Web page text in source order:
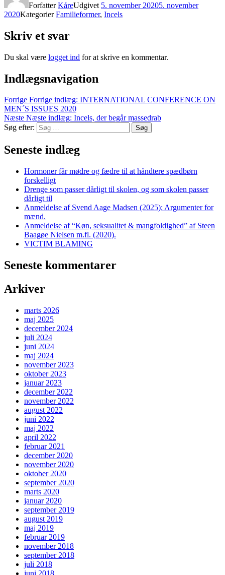
ForfatterKåreUdgivet 5. november 20205. november
2020KategorierFamilieformer, Incels
Skriv et svar
Du skal være logget ind for at skrive en kommentar.
Indlægsnavigation
Forrige Forrige indlæg: INTERNATIONAL CONFERENCE ON
MEN´S ISSUES 2020
Næste Næste indlæg: Incels, der begår massedrab
Søg efter:
Søg
Seneste indlæg
Hormoner får mødre og fædre til at håndtere spædbørn
forskelligt
Drenge som passer dårligt til skolen, og som skolen passer
dårligt til
Anmeldelse af Svend Aage Madsen (2025): Argumenter for
mænd.
Anmeldelse af “Køn, seksualitet & mangfoldighed” af Steen
Baagøe Nielsen m.fl. (2020).
VICTIM BLAMING
Seneste kommentarer
Arkiver
marts 2026
maj 2025
december 2024
juli 2024
juni 2024
maj 2024
november 2023
oktober 2023
januar 2023
december 2022
november 2022
august 2022
juni 2022
maj 2022
april 2022
februar 2021
december 2020
november 2020
oktober 2020
september 2020
marts 2020
januar 2020
september 2019
august 2019
maj 2019
februar 2019
november 2018
september 2018
juli 2018
juni 2018